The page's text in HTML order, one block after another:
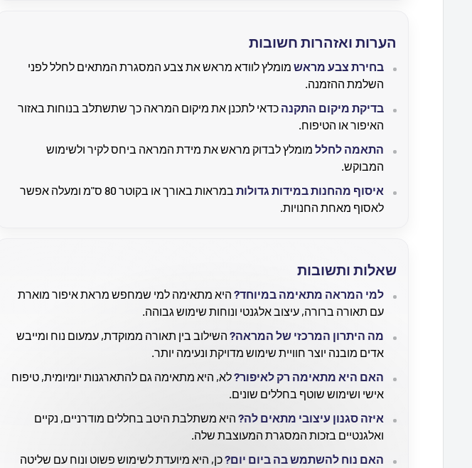
הערות ואזהרות חשובות
בחירת צבע מראש מומלץ לוודא מראש את צבע המסגרת המתאים לחלל לפני
השלמת ההזמנה.
בדיקת מיקום התקנה כדאי לתכנן את מיקום המראה כך שתשתלב בנוחות באזור
האיפור או הטיפוח.
התאמה לחלל מומלץ לבדוק מראש את מידת המראה ביחס לקיר ולשימוש
המבוקש.
איסוף מהחנות במידות גדולות
במראות באורך או בקוטר 80 ס"מ ומעלה אפשר
לאסוף מאחת החנויות.
שאלות ותשובות
למי המראה מתאימה במיוחד? היא מתאימה למי שמחפש מראת איפור מוארת
עם תאורה ברורה, עיצוב אלגנטי ונוחות שימוש גבוהה.
מה היתרון המרכזי של המראה? השילוב בין תאורה ממוקדת, עמעום נוח ומייבש
אדים מובנה יוצר חוויית שימוש מדויקת ונעימה יותר.
האם היא מתאימה רק לאיפור?לא, היא מתאימה גם להתארגנות יומיומית, טיפוח
אישי ושימוש שוטף בחללים שונים.
איזה סגנון עיצובי מתאים לה? היא משתלבת היטב בחללים מודרניים, נקיים
ואלגנטיים בזכות המסגרת המעוצבת שלה.
האם נוח להשתמש בה ביום יום?כן, היא מיועדת לשימוש פשוט ונוח עם שליטה